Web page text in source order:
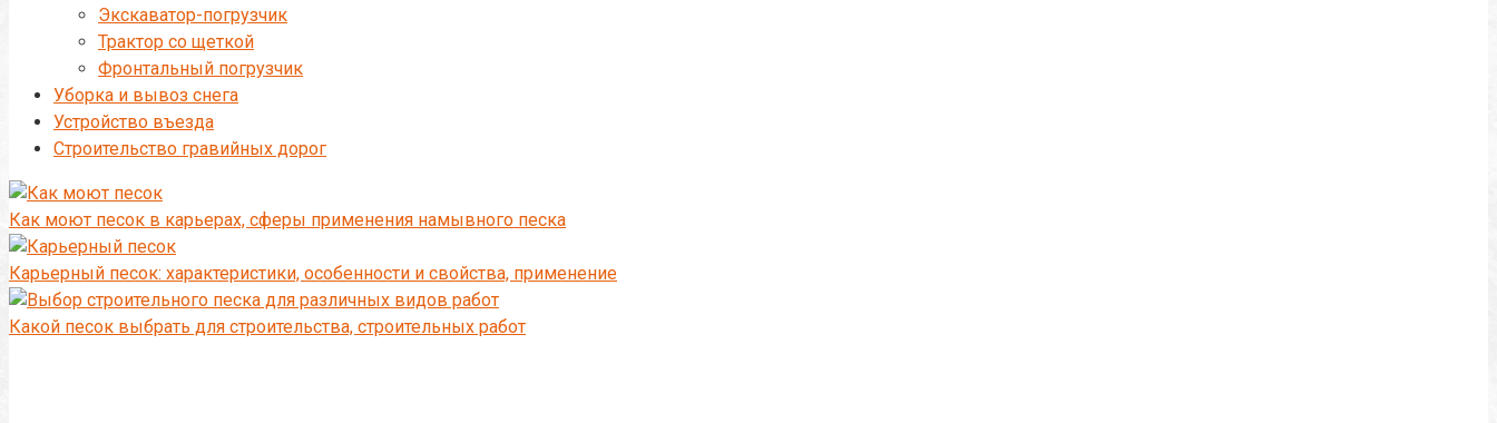
Экскаватор-погрузчик
Трактор со щеткой
Фронтальный погрузчик
Уборка и вывоз снега
Устройство въезда
Строительство гравийных дорог
Как моют песок в карьерах, сферы применения намывного песка
Карьерный песок: характеристики, особенности и свойства, применение
Какой песок выбрать для строительства, строительных работ